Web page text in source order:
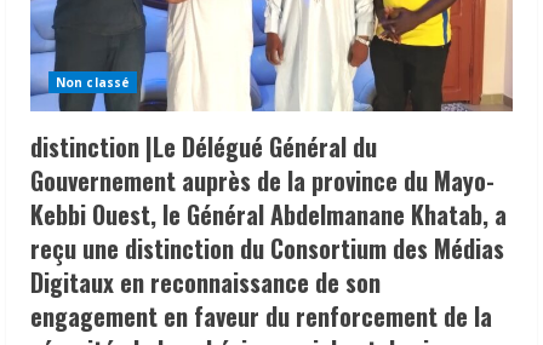
Non classé
distinction |Le Délégué Général du
Gouvernement auprès de la province du Mayo-
Kebbi Ouest, le Général Abdelmanane Khatab, a
reçu une distinction du Consortium des Médias
Digitaux en reconnaissance de son
engagement en faveur du renforcement de la